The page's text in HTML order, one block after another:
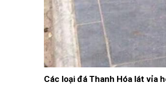
Các loại đá Thanh Hóa lát vỉa